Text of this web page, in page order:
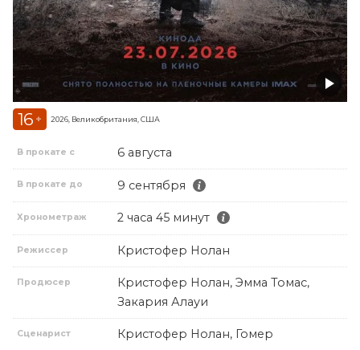
16 + 2026, Великобритания, США
В прокате с 6 августа
В прокате до 9 сентября
Хронометраж 2 часа 45 минут
Режиссер Кристофер Нолан
Продюсер
Кристофер Нолан, Эмма Томас,
Закария Алауи
Сценарист Кристофер Нолан, Гомер